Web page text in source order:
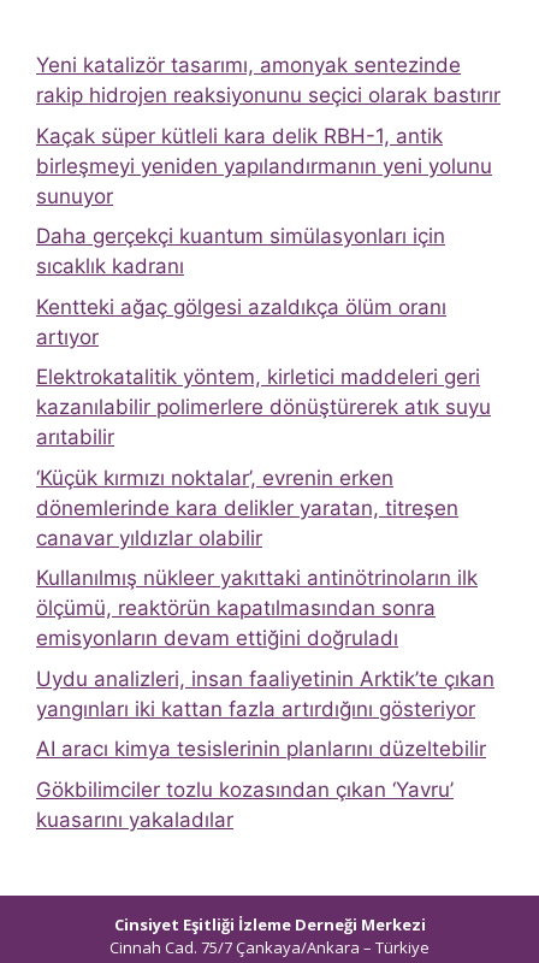
Yeni katalizör tasarımı, amonyak sentezinde
rakip hidrojen reaksiyonunu seçici olarak bastırır
Kaçak süper kütleli kara delik RBH-1, antik
birleşmeyi yeniden yapılandırmanın yeni yolunu
sunuyor
Daha gerçekçi kuantum simülasyonları için
sıcaklık kadranı
Kentteki ağaç gölgesi azaldıkça ölüm oranı
artıyor
Elektrokatalitik yöntem, kirletici maddeleri geri
kazanılabilir polimerlere dönüştürerek atık suyu
arıtabilir
‘Küçük kırmızı noktalar’, evrenin erken
dönemlerinde kara delikler yaratan, titreşen
canavar yıldızlar olabilir
Kullanılmış nükleer yakıttaki antinötrinoların ilk
ölçümü, reaktörün kapatılmasından sonra
emisyonların devam ettiğini doğruladı
Uydu analizleri, insan faaliyetinin Arktik’te çıkan
yangınları iki kattan fazla artırdığını gösteriyor
AI aracı kimya tesislerinin planlarını düzeltebilir
Gökbilimciler tozlu kozasından çıkan ‘Yavru’
kuasarını yakaladılar
Cinsiyet Eşitliği İzleme Derneği Merkezi
Cinnah Cad. 75/7 Çankaya/Ankara – Türkiye